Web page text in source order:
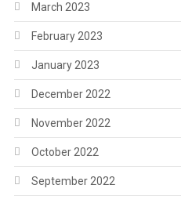
March 2023
February 2023
January 2023
December 2022
November 2022
October 2022
September 2022